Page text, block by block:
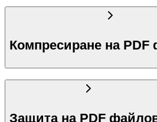
Компресиране на PDF
Защита на PDF